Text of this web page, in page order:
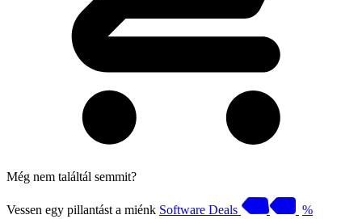
Még nem találtál semmit?
Vessen egy pillantást a miénk Software Deals %